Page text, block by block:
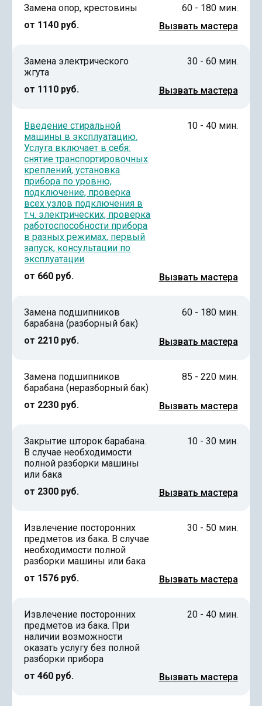
Замена опор, крестовины
от 1140 руб.
60 - 180 мин.
Вызвать мастера
Замена электрического
жгута
от 1110 руб.
30 - 60 мин.
Вызвать мастера
Введение стиральной
машины в эксплуатацию.
Услуга включает в себя:
снятие транспортировочных
креплений, установка
прибора по уровню,
подключение, проверка
всех узлов подключения в
т.ч. электрических, проверка
работоспособности прибора
в разных режимах, первый
запуск, консультации по
эксплуатации
от 660 руб.
10 - 40 мин.
Вызвать мастера
Замена подшипников
барабана (разборный бак)
от 2210 руб.
60 - 180 мин.
Вызвать мастера
Замена подшипников
барабана (неразборный бак)
от 2230 руб.
85 - 220 мин.
Вызвать мастера
Закрытие шторок барабана.
В случае необходимости
полной разборки машины
или бака
от 2300 руб.
10 - 30 мин.
Вызвать мастера
Извлечение посторонних
предметов из бака. В случае
необходимости полной
разборки машины или бака
от 1576 руб.
30 - 50 мин.
Вызвать мастера
Извлечение посторонних
предметов из бака. При
наличии возможности
оказать услугу без полной
разборки прибора
от 460 руб.
20 - 40 мин.
Вызвать мастера